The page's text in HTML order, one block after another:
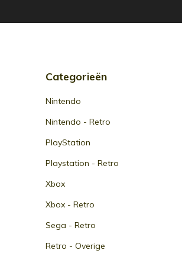
Categorieën
Nintendo
Nintendo - Retro
PlayStation
Playstation - Retro
Xbox
Xbox - Retro
Sega - Retro
Retro - Overige